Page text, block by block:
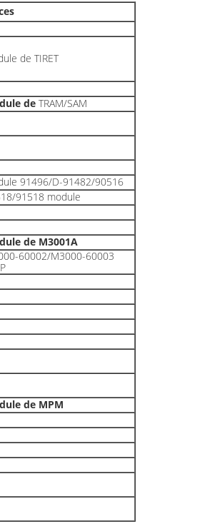
de TIRET
de TRAM/SAM
91496/D-91482/90516
91518 module
de M3001A
60002/M3000-60003
de MPM